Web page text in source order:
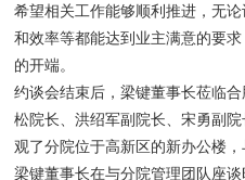
希望相关工作能够顺利推进，无
和效率等都能达到业主满意的要
的开端。
约谈会结束后，梁键董事长莅临
松院长、洪绍军副院长、宋勇副
观了分院位于高新区的新办公楼，
梁键董事长在与分院管理团队座